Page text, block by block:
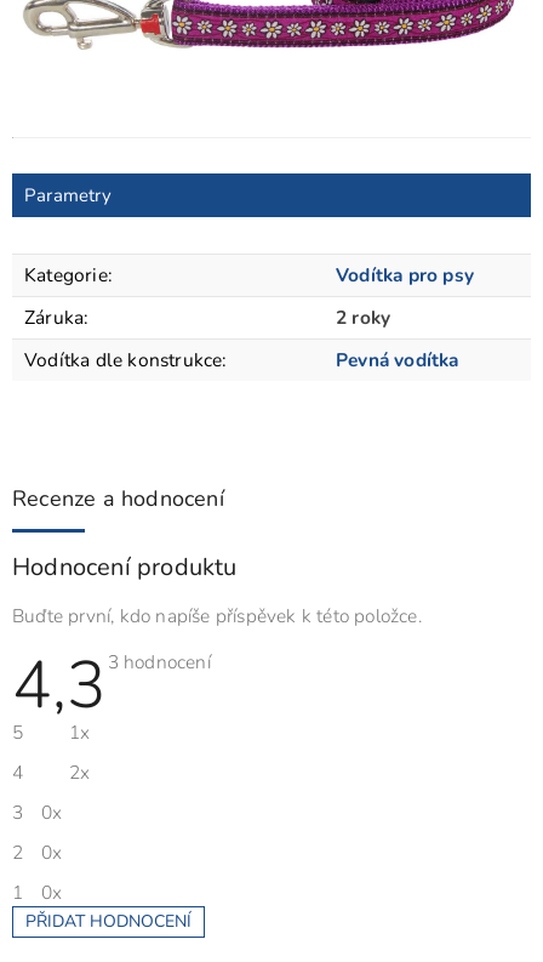
Parametry
Kategorie:
Vodítka pro psy
Záruka:
2 roky
Vodítka dle konstrukce: Pevná vodítka
Recenze a hodnocení
Hodnocení produktu
Buďte první, kdo napíše příspěvek k této položce.
4,3 Průměrné
3 hodnocení
5
1x
4
2x
3
0x
2
0x
1
0x
PŘIDAT HODNOCENÍ
V